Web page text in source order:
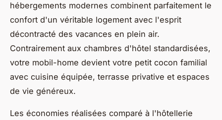
hébergements modernes combinent parfaitement le
confort d'un véritable logement avec l'esprit
décontracté des vacances en plein air.
Contrairement aux chambres d'hôtel standardisées,
votre mobil-home devient votre petit cocon familial
avec cuisine équipée, terrasse privative et espaces
de vie généreux.
Les économies réalisées comparé à l'hôtellerie